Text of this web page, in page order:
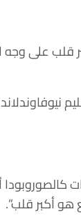
قلب على وجه
أكبر قلب”.